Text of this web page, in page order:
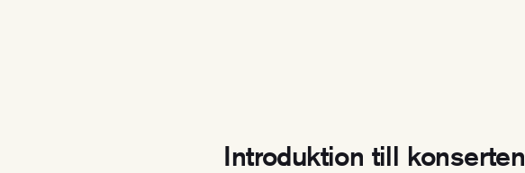
Introduktion till konserten